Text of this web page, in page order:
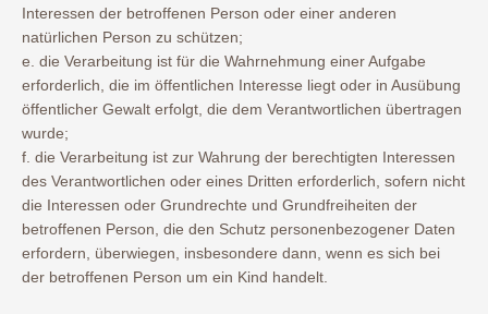
Interessen der betroffenen Person oder einer anderen
natürlichen Person zu schützen;
e. die Verarbeitung ist für die Wahrnehmung einer Aufgabe
erforderlich, die im öffentlichen Interesse liegt oder in Ausübung
öffentlicher Gewalt erfolgt, die dem Verantwortlichen übertragen
wurde;
f. die Verarbeitung ist zur Wahrung der berechtigten Interessen
des Verantwortlichen oder eines Dritten erforderlich, sofern nicht
die Interessen oder Grundrechte und Grundfreiheiten der
betroffenen Person, die den Schutz personenbezogener Daten
erfordern, überwiegen, insbesondere dann, wenn es sich bei
der betroffenen Person um ein Kind handelt.